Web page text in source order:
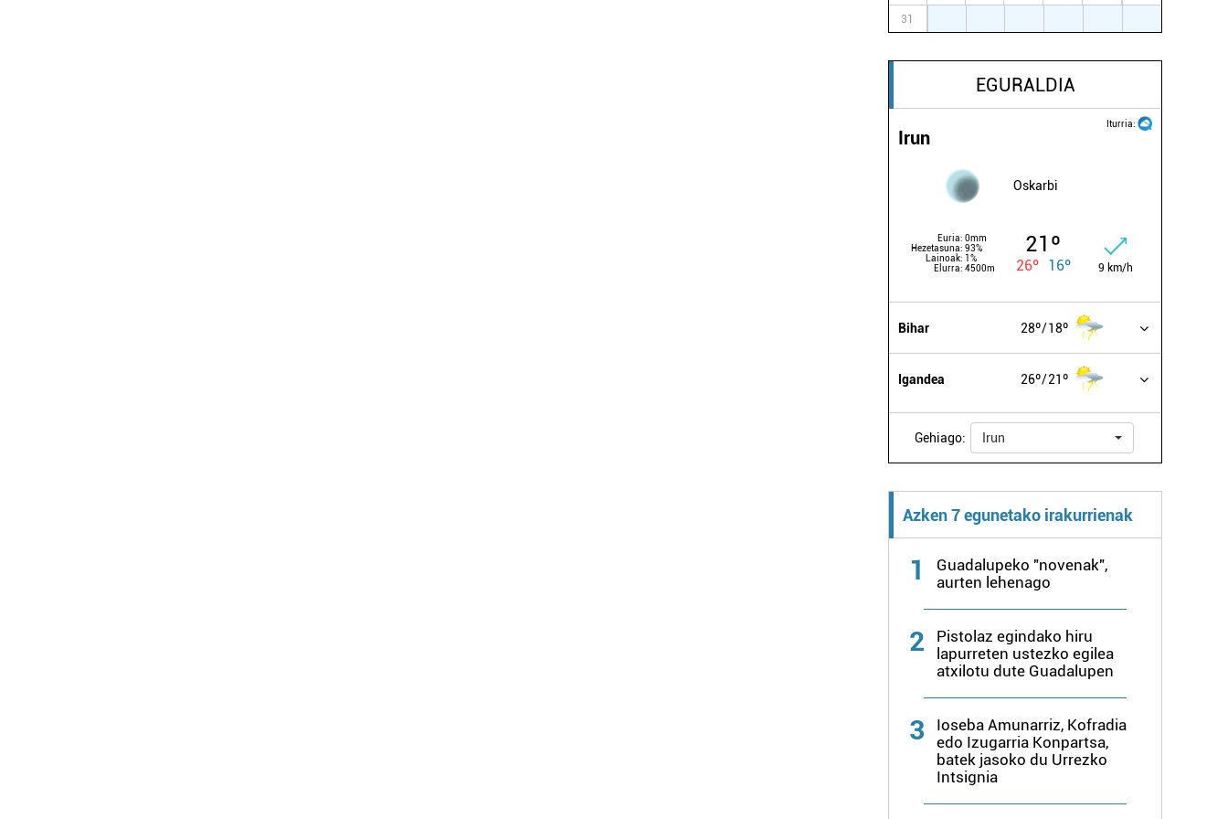
31
EGURALDIA
Iturria:
Irun
Oskarbi
Euria: 0mm
Hezetasuna: 93%
Lainoak: 1%
Elurra: 4500m
21º
26º 16º 9 km/h
Bihar 28º 18º
Igandea 26º 21º
Gehiago: Irun
Azken 7 egunetako irakurrienak
1
Guadalupeko "novenak",
aurten lehenago
2
Pistolaz egindako hiru
lapurreten ustezko egilea
atxilotu dute Guadalupen
3
Ioseba Amunarriz, Kofradia
edo Izugarria Konpartsa,
batek jasoko du Urrezko
Intsignia